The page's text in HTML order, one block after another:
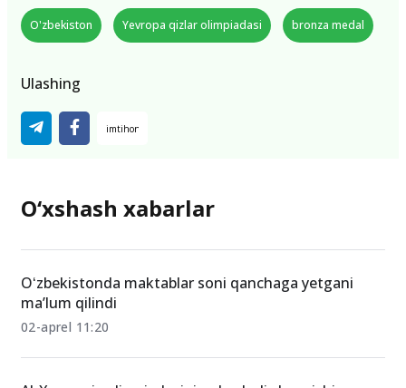
O'zbekiston Yevropa qizlar olimpiadasi bronza medal
Ulashing
O‘xshash xabarlar
Oʻzbekistonda maktablar soni qanchaga yetgani
ma’lum qilindi
02-aprel 11:20